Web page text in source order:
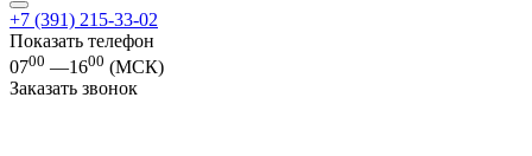
+7 (391) 215-33-02
Показать телефон
0700 —1600 (МСК)
Заказать звонок